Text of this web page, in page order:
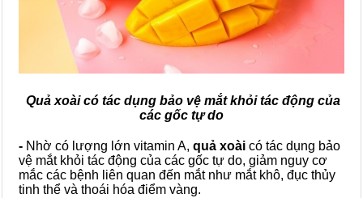
Quả xoài có tác dụng bảo vệ mắt khỏi tác động của
các gốc tự do
- Nhờ có lượng lớn vitamin A, quả xoài có tác dụng bảo
vệ mắt khỏi tác động của các gốc tự do, giảm nguy cơ
mắc các bệnh liên quan đến mắt như mắt khô, đục thủy
tinh thể và thoái hóa điểm vàng.